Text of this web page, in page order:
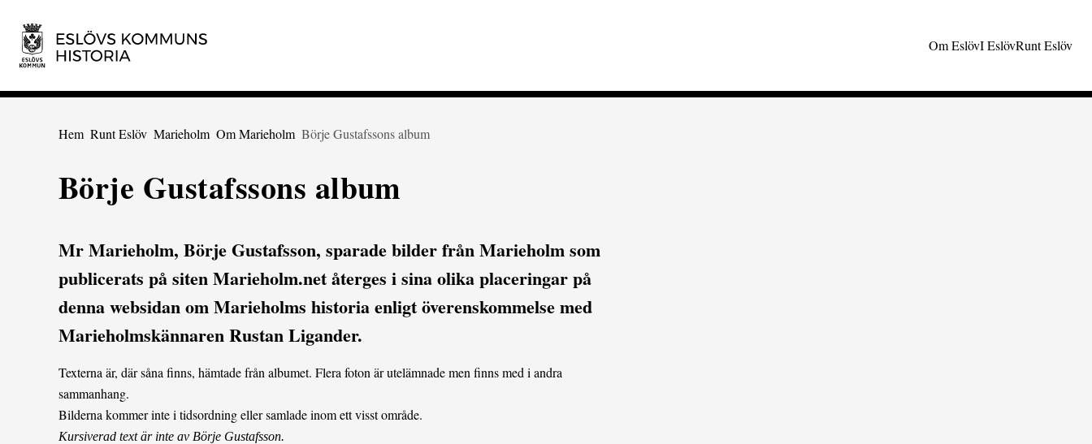
till innehåll
till huvudmeny
Om EslövI EslövRunt Eslöv
Du är här:
Hem Runt Eslöv Marieholm Om Marieholm Börje Gustafssons album
Börje Gustafssons album
Mr Marieholm, Börje Gustafsson, sparade bilder från Marieholm som
publicerats på siten Marieholm.net återges i sina olika placeringar på
denna websidan om Marieholms historia enligt överenskommelse med
Marieholmskännaren Rustan Ligander.
Texterna är, där såna finns, hämtade från albumet. Flera foton är utelämnade men finns med i andra
sammanhang.
Bilderna kommer inte i tidsordning eller samlade inom ett visst område.
Kursiverad text är inte av Börje Gustafsson.